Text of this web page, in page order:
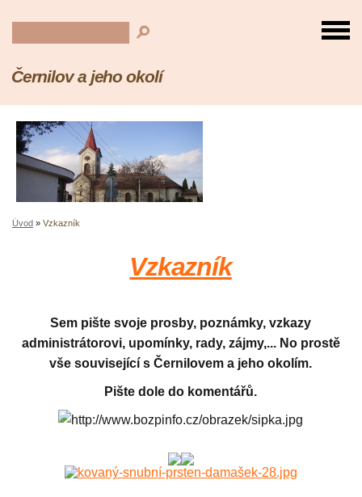
Černilov a jeho okolí
Úvod » Vzkazník
Vzkazník
Sem pište svoje prosby, poznámky, vzkazy
administrátorovi, upomínky, rady, zájmy,... No prostě
vše související s Černilovem a jeho okolím.
Pište dole do komentářů.